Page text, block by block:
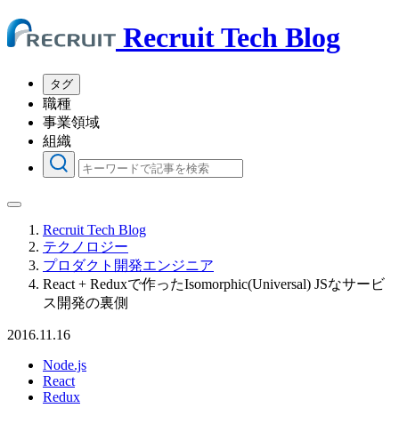
Recruit Tech Blog
タグ
職種
事業領域
組織
Recruit Tech Blog
テクノロジー
プロダクト開発エンジニア
React + Reduxで作ったIsomorphic(Universal) JSなサービ
ス開発の裏側
2016.11.16
Node.js
React
Redux